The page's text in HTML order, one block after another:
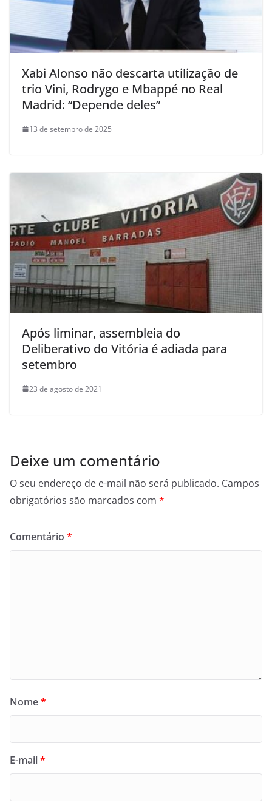
Xabi Alonso não descarta utilização de
trio Vini, Rodrygo e Mbappé no Real
Madrid: “Depende deles”
13 de setembro de 2025
Após liminar, assembleia do
Deliberativo do Vitória é adiada para
setembro
23 de agosto de 2021
Deixe um comentário
O seu endereço de e-mail não será publicado. Campos
obrigatórios são marcados com *
Comentário *
Nome*
E-mail*